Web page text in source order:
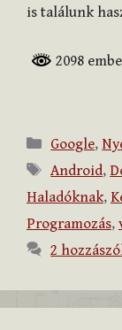
is találunk
2098
Kategória
Google,
Címkék
Android,
Haladóknak,
Programozás,
2